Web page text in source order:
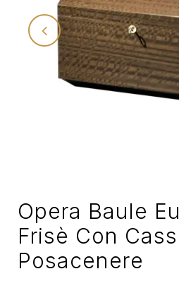
Opera Baule
Frisè Con
Posacenere